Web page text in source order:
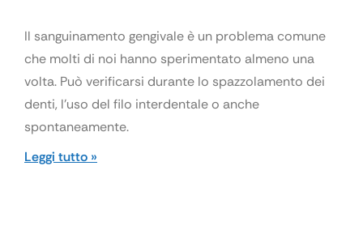
Il sanguinamento gengivale è un problema comune
che molti di noi hanno sperimentato almeno una
volta. Può verificarsi durante lo spazzolamento dei
denti, l’uso del filo interdentale o anche
spontaneamente.
Leggi tutto »